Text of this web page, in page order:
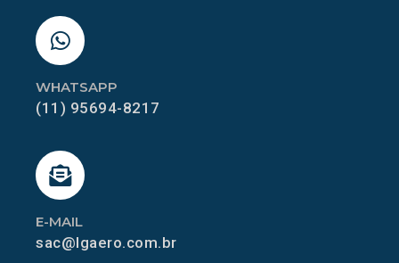
E-MAIL
sac@lgaero.com.br
WHATSAPP
(11) 95694-8217